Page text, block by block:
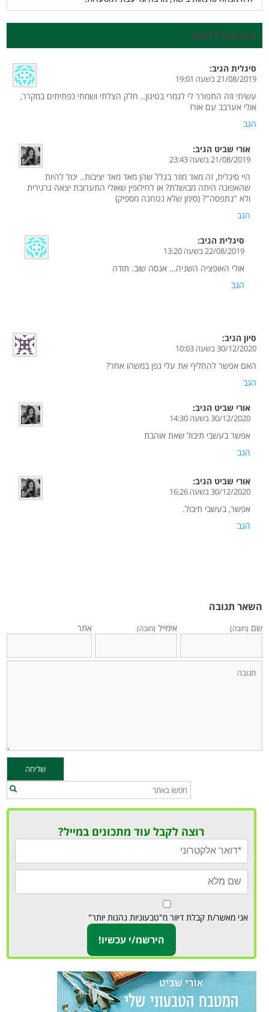
6 תגובות לפוסט
סיגלית הגיב:
21/08/2019 בשעה 19:01
עשיתי וזה התפורר לי לגמרי בטיגון.. חלק הצלתי ושמתי כפתיתים במקרר,
אולי אערבב עם אורז
הגב
אורי שביט הגיב:
21/08/2019 בשעה 23:43
היי סיגלית, זה מאד מוזר בגלל שהן מאד מאד יציבות.. יכול להיות
שהאפונה היתה מבושלת? או לחילופין שאולי התערובת יצאה גרגירית
ולא "נתפסה"? (סימן שלא נטחנה מספיק)
הגב
סיגלית הגיב:
22/08/2019 בשעה 13:20
אולי האופציה השניה… אנסה שוב. תודה
הגב
סיון הגיב:
30/12/2020 בשעה 10:03
האם אפשר להחליף את עלי גפן במשהו אחר?
הגב
אורי שביט הגיב:
30/12/2020 בשעה 14:30
אפשר בעשבי תיבול שאת אוהבת
הגב
אורי שביט הגיב:
30/12/2020 בשעה 16:26
אפשר, בעשבי תיבול.
הגב
השאר תגובה
שם (חובה) אימייל (חובה) אתר
רוצה לקבל עוד מתכונים במייל?
אני מאשר/ת קבלת דיוור מ"טבעוניות נהנות יותר"